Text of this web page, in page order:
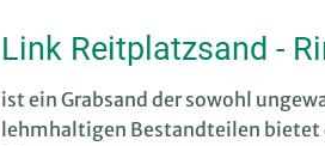
Link Reitplatzsand -
ist ein Grabsand der sowohl
lehmhaltigen Bestandteilen bietet